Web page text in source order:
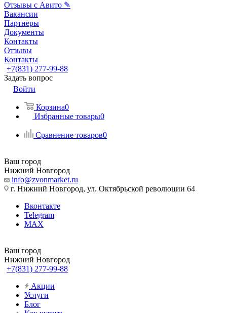
Отзывы с Авито ✎
Вакансии
Партнеры
Документы
Контакты
Отзывы
Контакты
+7(831) 277-99-88
Задать вопрос
Войти
Корзина0
Избранные товары0
Сравнение товаров0
Ваш город
Нижний Новгород
info@zvonmarket.ru
г. Нижний Новгород, ул. Октябрьской революции 64
Вконтакте
Telegram
MAX
Ваш город
Нижний Новгород
+7(831) 277-99-88
Акции
Услуги
Блог